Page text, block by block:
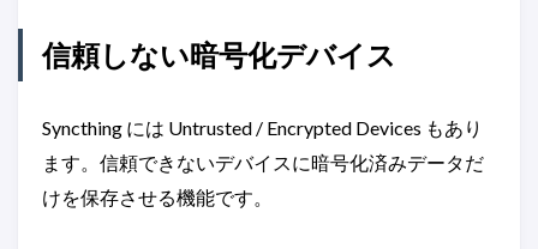
信頼しない暗号化デバイス
Syncthing には Untrusted / Encrypted Devices もあり
ます。信頼できないデバイスに暗号化済みデータだ
けを保存させる機能です。